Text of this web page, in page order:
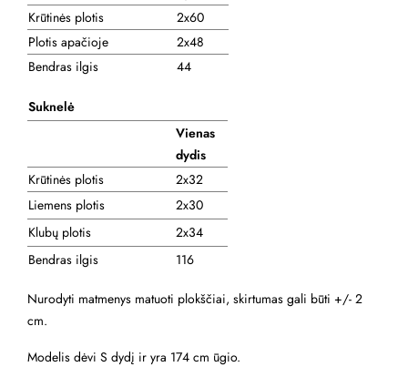
Krūtinės plotis
2x60
Plotis apačioje
2x48
Bendras ilgis
44
Suknelė
Vienas
dydis
Krūtinės plotis
2x32
Liemens plotis
2x30
Klubų plotis
2x34
Bendras ilgis
116
Nurodyti matmenys matuoti plokščiai, skirtumas gali būti +/- 2
cm.
Modelis dėvi S dydį ir yra 174 cm ūgio.